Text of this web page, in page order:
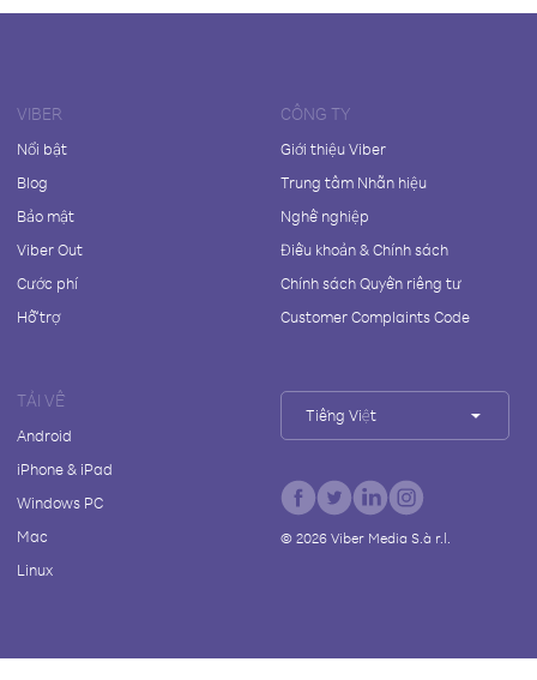
VIBER
Nổi bật
Blog
Bảo mật
Viber Out
Cước phí
Hỗ trợ
CÔNG TY
Giới thiệu Viber
Trung tâm Nhãn hiệu
Nghề nghiệp
Điều khoản & Chính sách
Chính sách Quyền riêng tư
Customer Complaints Code
TẢI VỀ
Android
iPhone & iPad
Windows PC
Mac
Linux
Tiếng Việt
© 2026Viber Media S.à r.l.